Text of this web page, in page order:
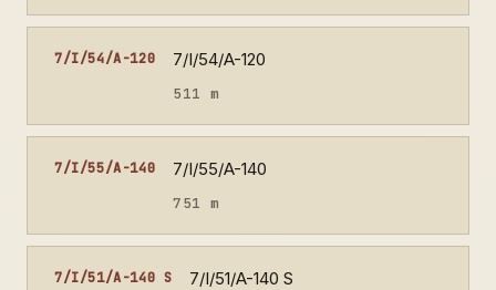
7/I/54/A-120 7/I/54/A-120
511 m
7/I/55/A-140 7/I/55/A-140
751 m
7/I/51/A-140 S 7/I/51/A-140 S